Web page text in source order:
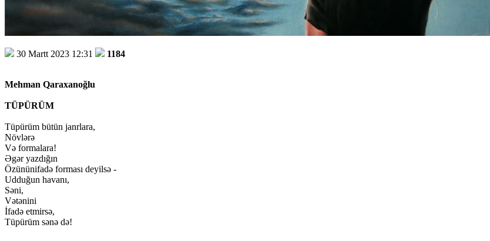
30 Martt 2023 12:31 1184
Mehman Qaraxanoğlu
TÜPÜRÜM
Tüpürüm bütün janrlara,
Növlərə
Və formalara!
Əgər yazdığın
Özününifadə forması deyilsə -
Udduğun havanı,
Səni,
Vətənini
İfadə etmirsə,
Tüpürüm sənə də!